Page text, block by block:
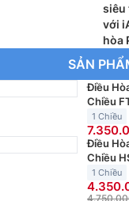
siêu
với
hòa
SẢN
Điều
Chiều
1 Chiều
Điều
Chiều
1 Chiều